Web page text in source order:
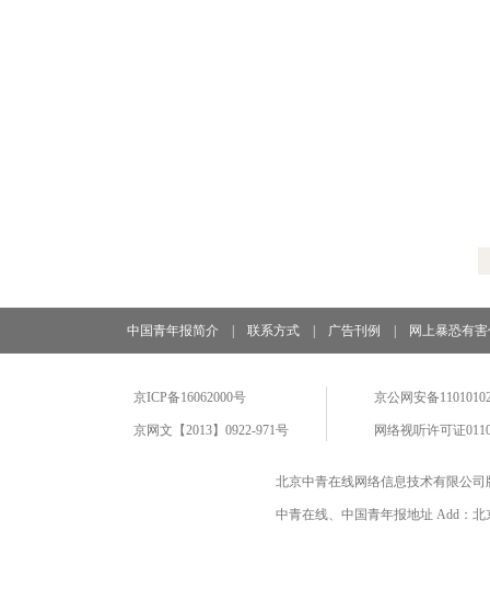
中国青年报简介 联系方式 广告刊例 网上暴恐有
京ICP备16062000号
京网文【2013】0922-971号
京公网安备
网络视听许可证
北京中青在线网络信息技术有限公
中青在线、中国青年报地址 Add：北